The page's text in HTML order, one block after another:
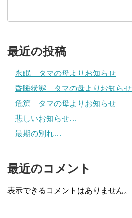
最近の投稿
永眠 タマの母よりお知らせ
昏睡状態 タマの母よりお知らせ
危篤 タマの母よりお知らせ
悲しいお知らせ…
最期の別れ…
最近のコメント
表示できるコメントはありません。